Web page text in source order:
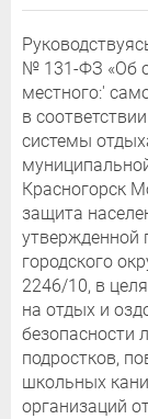
№ 131-ФЗ «Об
местного:'
в
системы
Красногорск
защита
утвержденной
городского
2246/10, в
на отдых и
безопасности
подростков,
школьных
организаций